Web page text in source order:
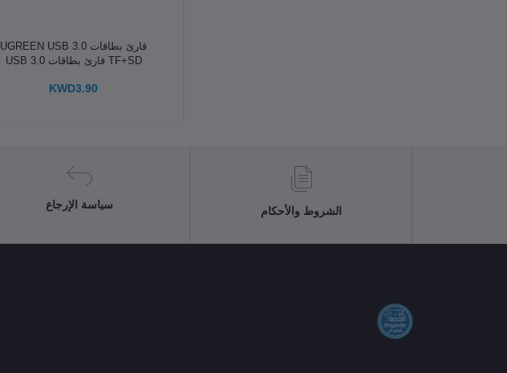
الإضافة إلى سلة التسوق
قارئ بطاقات UGREEN USB 3.0
TF+SD قارئ بطاقات USB 3.0
KWD3.90
الشروط والأحكام
سياسة الإرجاع